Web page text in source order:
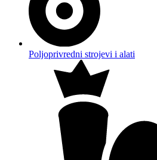
Poljoprivredni strojevi i alati